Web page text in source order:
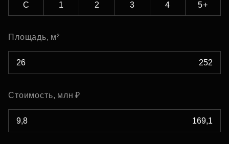
С 1 2 3 4 5+
Площадь, м²
Стоимость, млн ₽